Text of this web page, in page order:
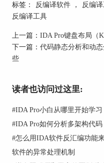
具体操作步骤如下：
1、在反编译视图中，
点击函数名，然后在
Function Signature"。
到函数的当前签名。如
以直接在这个窗口中
3、删除参数后，点击
标签： 反编译软件 ， 反编
反编译工具
上一篇： IDA Pro键盘布局（
下一篇： 代码静态分析和动
些
读者也访问过这里:
#IDA Pro小白从哪里开始学
#IDA Pro如何分析多架构代
#怎么用IDA软件反汇编功能
软件的异常处理机制